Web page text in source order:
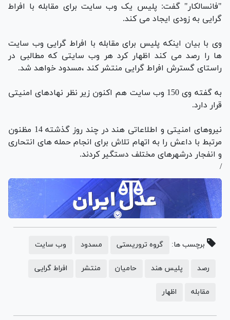
"فانسالکار" گفت: پلیس یک وب سایت برای مقابله با افراط
گرایی به زودی ایجاد می کند.
وی با بیان اینکه پلیس برای مقابله با افراط گرایی وب سایت
ها را رصد می کند اظهار کرد هر وب سایتی که مطالبی در
راستای گسترش افراط گرایی منتشر کند ،مسدود خواهد شد.
به گفته وی 150 وب سایت هم اکنون زیر نظر نهادهای امنیتی
قرار دارد.
نیروهای امنیتی و اطلاعاتی هند در چند روز گذشته 14 مظنون
مرتبط با داعش را به اتهام تلاش برای انجام حمله های انتحاری
و انفجار درشهرهای مختلف دستگیر کردند.
/
برچسب ها: گروه تروریستی مسدود وب سایت
رصد پلیس هند حامیان منتشر افراط گرایی
مقابله اظهار